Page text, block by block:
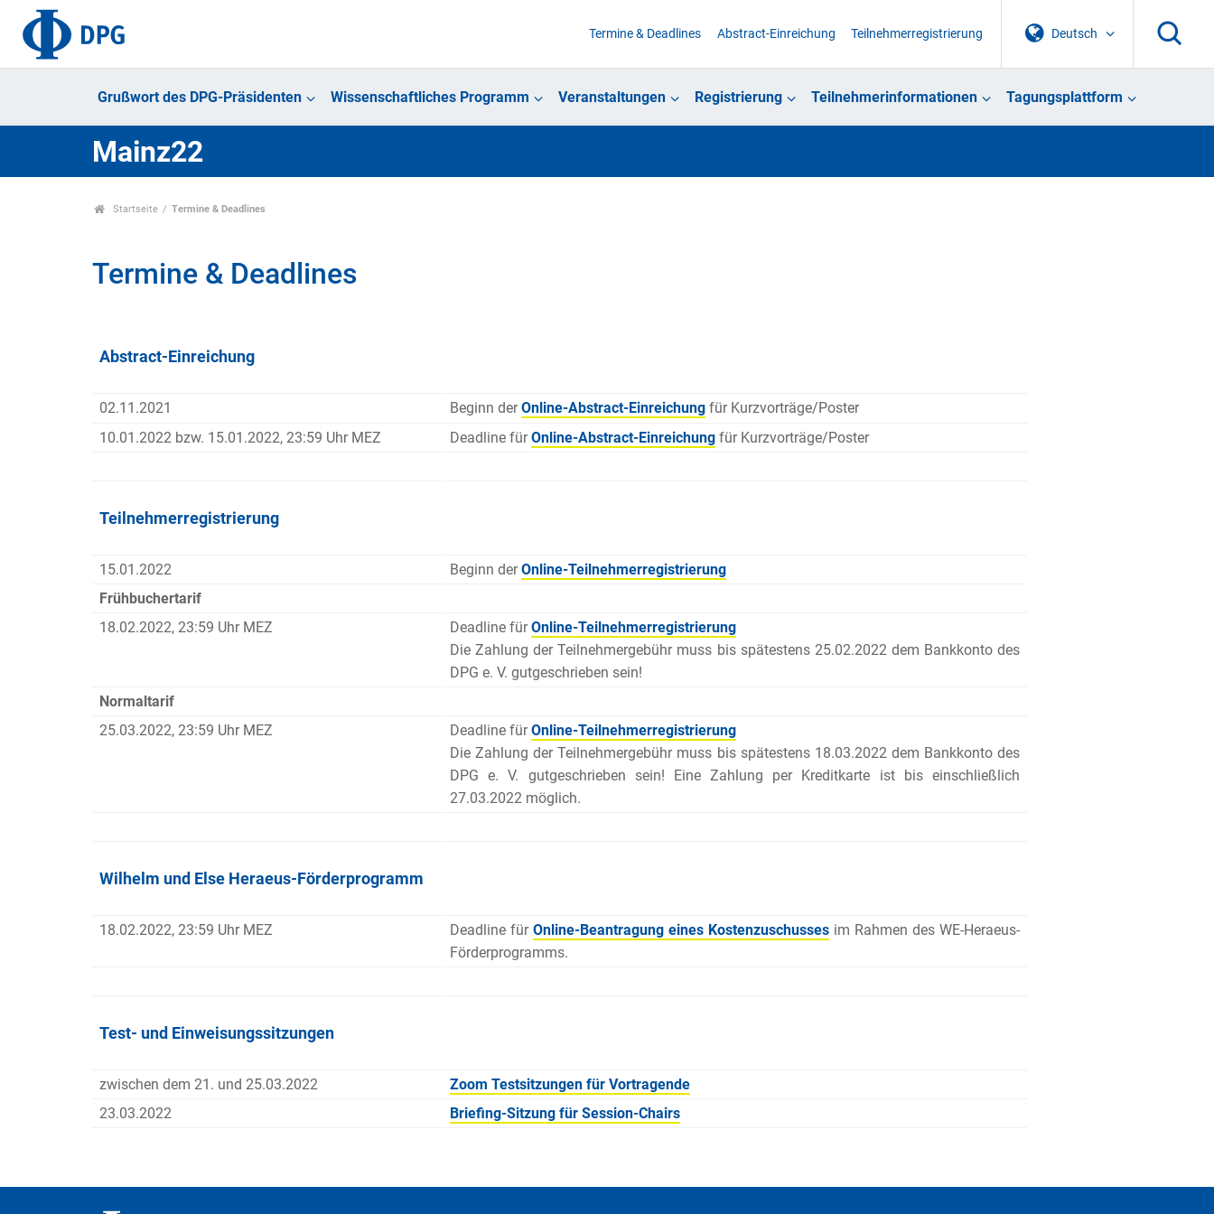
Deutsch
Termine & Deadlines Abstract-Einreichung Teilnehmerregistrierung
Grußwort des DPG-Präsidenten Wissenschaftliches Programm Veranstaltungen Registrierung Teilnehmerinformationen Tagungsplattform
Mainz22
Startseite Termine & Deadlines
Termine & Deadlines
Abstract-Einreichung
02.11.2021 Beginn derOnline-Abstract-Einreichung für Kurzvorträge/Poster
10.01.2022 bzw. 15.01.2022, 23:59 Uhr MEZ
Deadline fürOnline-Abstract-Einreichung für Kurzvorträge/Poster
Teilnehmerregistrierung
15.01.2022 Beginn derOnline-Teilnehmerregistrierung
Frühbuchertarif
18.02.2022, 23:59 Uhr MEZ
Deadline fürOnline-Teilnehmerregistrierung
Die Zahlung der Teilnehmergebühr muss bis spätestens 25.02.2022 dem Bankkonto des
DPG e. V. gutgeschrieben sein!
Normaltarif
25.03.2022, 23:59 Uhr MEZ
Deadline fürOnline-Teilnehmerregistrierung
Die Zahlung der Teilnehmergebühr muss bis spätestens 18.03.2022 dem Bankkonto des
DPG e. V. gutgeschrieben sein! Eine Zahlung per Kreditkarte ist bis einschließlich
27.03.2022 möglich.
Wilhelm und Else Heraeus-Förderprogramm
18.02.2022, 23:59 Uhr MEZ Deadline für Online-Beantragung eines Kostenzuschusses im Rahmen des WE-Heraeus-
Förderprogramms.
Test- und Einweisungssitzungen
zwischen dem 21. und 25.03.2022
Zoom Testsitzungen für Vortragende
23.03.2022
Briefing-Sitzung für Session-Chairs